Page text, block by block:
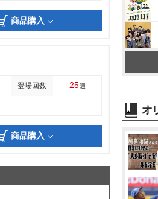
商品購入
登場回数 25週
商品購入